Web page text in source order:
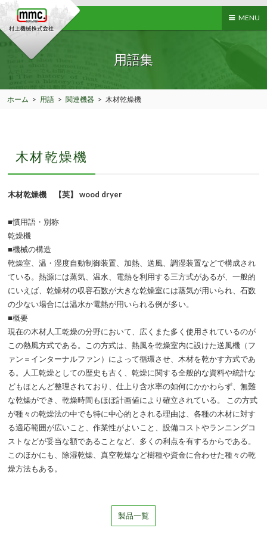
MENU
用語集
ホーム > 用語 > 関連機器 > 木材乾燥機
木材乾燥機
木材乾燥機 【英】 wood dryer
■慣用語・別称
乾燥機
■機械の構造
乾燥室、温・湿度自動制御装置、加熱、送風、調湿装置などで構成され
ている。熱源には蒸気、温水、電熱を利用する三方式があるが、一般的
にいえば、乾燥材の収容石数が大きな乾燥室には蒸気が用いられ、石数
の少ない場合には温水か電熱が用いられる例が多い。
■概要
現在の木材人工乾燥の分野において、広くまた多く使用されているのが
この熱風方式である。この方式は、熱風を乾燥室内に設けた送風機（フ
ァン＝インターナルファン）によって循環させ、木材を乾かす方式であ
る。人工乾燥としての歴史も古く、乾燥に関する全般的な資料や統計な
どもほとんど整理されており、仕上り含水率の如何にかかわらず、無難
な乾燥ができ、乾燥時間もほぼ計画値により確立されている。 この方式
が種々の乾燥法の中でも特に中心的とされる理由は、各種の木材に対す
る適応範囲が広いこと、作業性がよいこと、設備コストやランニングコ
ストなどが妥当な額であることなど、多くの利点を有するからである。
このほかにも、除湿乾燥、真空乾燥など樹種や資金に合わせた種々の乾
燥方法もある。
製品一覧